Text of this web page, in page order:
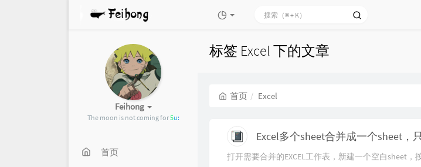
Feihong
The moon is not coming for mb_
首页
标签 Excel 下的文章
首页 Excel
Excel多个sheet合并成一个sheet，
打开需要合并的EXCEL工作表，新建一个空白sheet，